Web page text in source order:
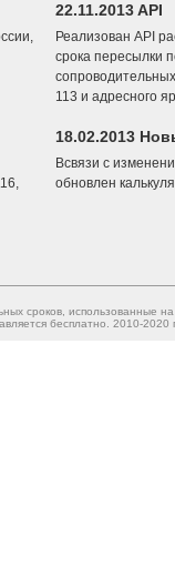
22.11.2013 API
Реализован API
срока пересылки
113 и адресного
18.02.2013
Всвязи с
обновлен
сроков, использованные
бесплатно. 2010-2020